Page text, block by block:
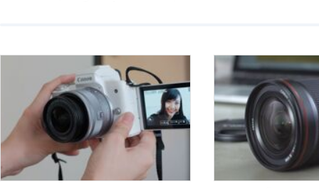
xử lý ảnh JPEG.
Pro đem đến những